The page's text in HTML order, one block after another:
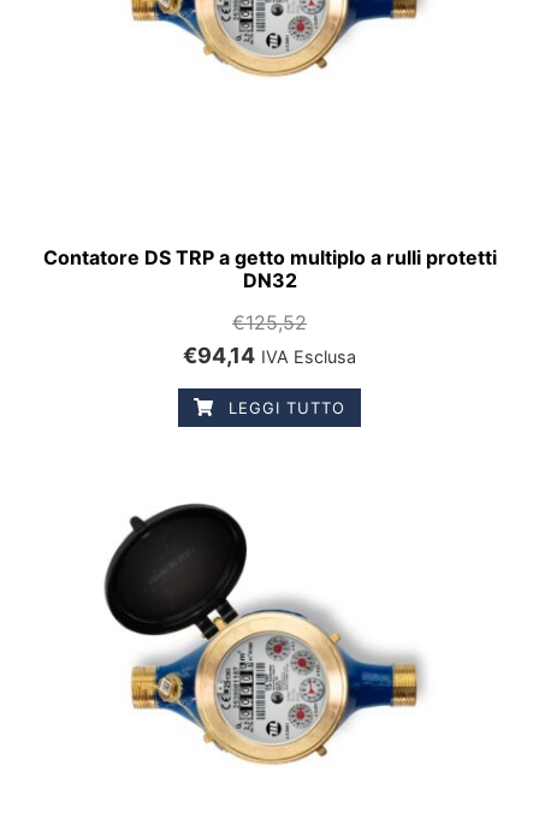
Contatore DS TRP a getto multiplo a rulli protetti
DN32
€125,52
€94,14 IVA Esclusa
LEGGI TUTTO